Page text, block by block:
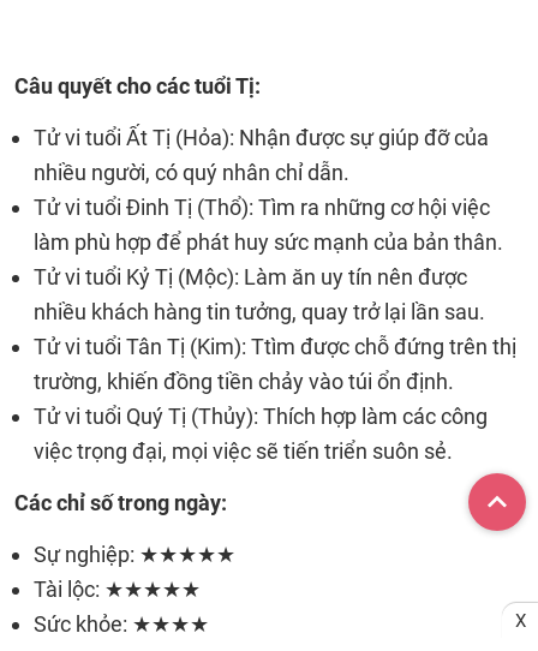
Câu quyết cho các tuổi Tị:
Tử vi tuổi Ất Tị (Hỏa): Nhận được sự giúp đỡ của
nhiều người, có quý nhân chỉ dẫn.
Tử vi tuổi Đinh Tị (Thổ): Tìm ra những cơ hội việc
làm phù hợp để phát huy sức mạnh của bản thân.
Tử vi tuổi Kỷ Tị (Mộc): Làm ăn uy tín nên được
nhiều khách hàng tin tưởng, quay trở lại lần sau.
Tử vi tuổi Tân Tị (Kim): Ttìm được chỗ đứng trên thị
trường, khiến đồng tiền chảy vào túi ổn định.
Tử vi tuổi Quý Tị (Thủy): Thích hợp làm các công
việc trọng đại, mọi việc sẽ tiến triển suôn sẻ.
Các chỉ số trong ngày:
Sự nghiệp: ★★★★★
Tài lộc: ★★★★★
Sức khỏe: ★★★★
X